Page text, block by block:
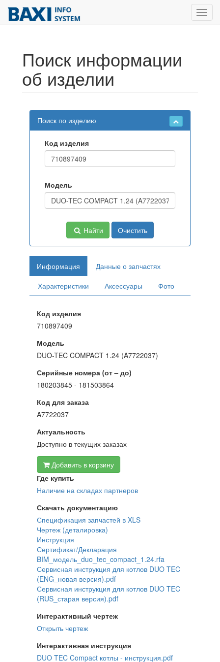
Поиск информации
об изделии
Поиск по изделию
Код изделия
Модель
Найти Очистить
Информация
Данные о запчастях
Характеристики
Аксессуары Фото
Код изделия
710897409
Модель
DUO-TEC COMPACT 1.24 (A7722037)
Серийные номера (от – до)
180203845 - 181503864
Код для заказа
A7722037
Актуальность
Доступно в текущих заказах
Добавить в корзину
Где купить
Наличие на складах партнеров
Скачать документацию
Спецификация запчастей в XLS
Чертеж (деталировка)
Инструкция
Сертификат/Декларация
BIM_модель_duo_tec_compact_1.24.rfa
Сервисная инструкция для котлов DUO TEC
(ENG_новая версия).pdf
Сервисная инструкция для котлов DUO TEC
(RUS_старая версия).pdf
Интерактивный чертеж
Открыть чертеж
Интерактивная инструкция
DUO TEC Compact котлы - инструкция.pdf